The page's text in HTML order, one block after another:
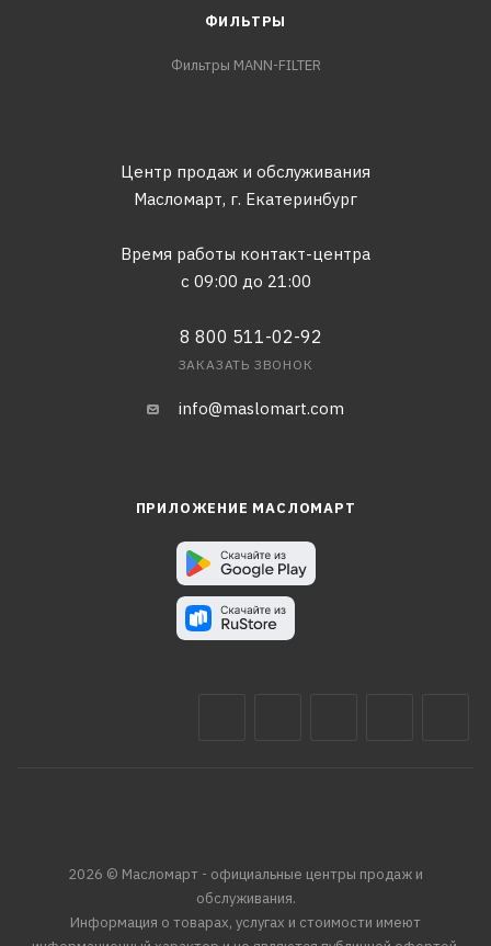
ФИЛЬТРЫ
Фильтры MANN-FILTER
Центр продаж и обслуживания
Масломарт, г. Екатеринбург
Время работы контакт-центра
с 09:00 до 21:00
8 800 511-02-92
ЗАКАЗАТЬ ЗВОНОК
info@maslomart.com
ПРИЛОЖЕНИЕ МАСЛОМАРТ
2026 © Масломарт - официальные центры продаж и
обслуживания.
Информация о товарах, услугах и стоимости имеют